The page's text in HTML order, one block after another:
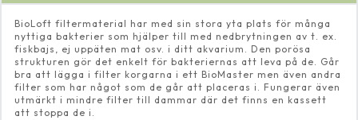
BioLoft filtermaterial har med sin stora yta plats för många
nyttiga bakterier som hjälper till med nedbrytningen av t. ex.
fiskbajs, ej uppäten mat osv. i ditt akvarium. Den porösa
strukturen gör det enkelt för bakteriernas att leva på de. Går
bra att lägga i filter korgarna i ett BioMaster men även andra
filter som har något som de går att placeras i. Fungerar även
utmärkt i mindre filter till dammar där det finns en kassett
att stoppa de i.